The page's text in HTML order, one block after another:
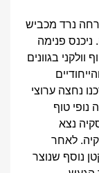
נרד מכביש
ניכנס פנימה
בגוונים
נחצה ערוצי
נופי טוף
נצא
לאחר
נוסף שנוצר